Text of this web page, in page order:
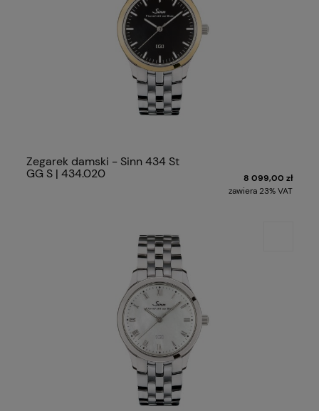
Zegarek damski - Sinn 434 St
GG S | 434.020
8 099,00 zł
zawiera 23% VAT